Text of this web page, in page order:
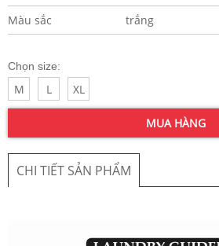
Màu sắc
trắng
Chọn size:
M L XL
MUA HÀNG
CHI TIẾT SẢN PHẨM